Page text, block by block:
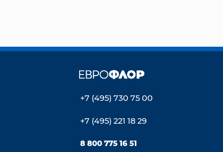
+7 (495) 730 75 00
+7 (495) 221 18 29
8 800 775 16 51